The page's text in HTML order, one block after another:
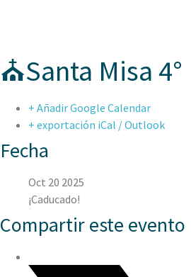
⛪Santa Misa 4°
+ Añadir Google Calendar
+ exportación iCal / Outlook
Fecha
Oct 20 2025
¡Caducado!
Compartir este evento